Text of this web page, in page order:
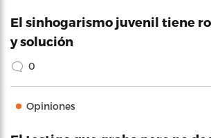
El sinhogarismo juvenil tiene
y solución
0
Opiniones